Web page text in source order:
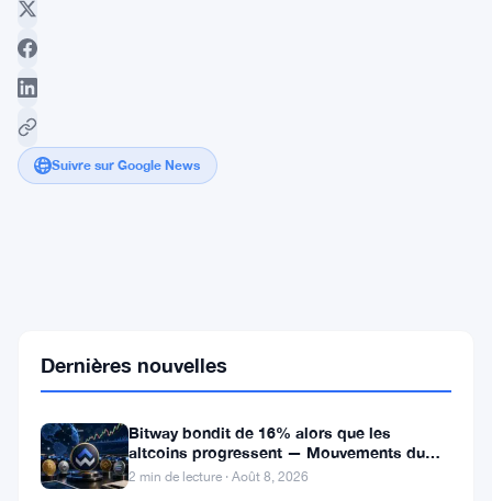
Suivre sur Google News
Fulgurante
Grâce
Dernières nouvelles
Bitway bondit de 16% alors que les
altcoins progressent — Mouvements du
jour 8 août
2 min de lecture · Août 8, 2026